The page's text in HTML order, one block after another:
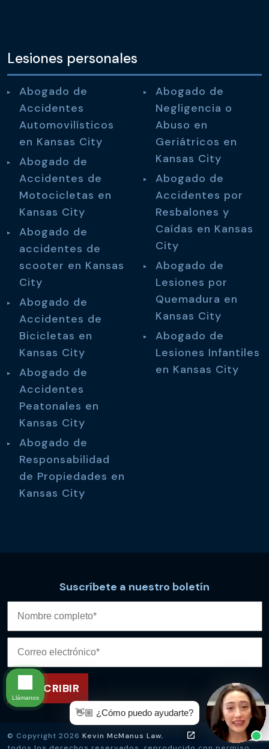
Lesiones personales
Abogado de
Accidentes
Automovilísticos
en Kansas City
Abogado de
Accidentes de
Motocicletas en
Kansas City
Abogado de
accidentes de
scooter en Kansas
City
Abogado de
Accidentes de
Bicicletas en
Kansas City
Abogado de
Accidentes
Peatonales en
Kansas City
Abogado de
Responsabilidad
de Propiedades en
Kansas City
Abogado de
Negligencia o
Abuso en
Geriátricos en
Kansas City
Abogado de
Accidentes por
Resbalones y
Caídas en Kansas
City
Abogado de
Lesiones por
Quemadura en
Kansas City
Abogado de
Lesiones Infantiles
en Kansas City
Suscríbete a nuestro boletín
© Copyright 2026 Kevin McManus Law,
👋🏼 ¿Cómo puedo ayudarte?
Llámanos